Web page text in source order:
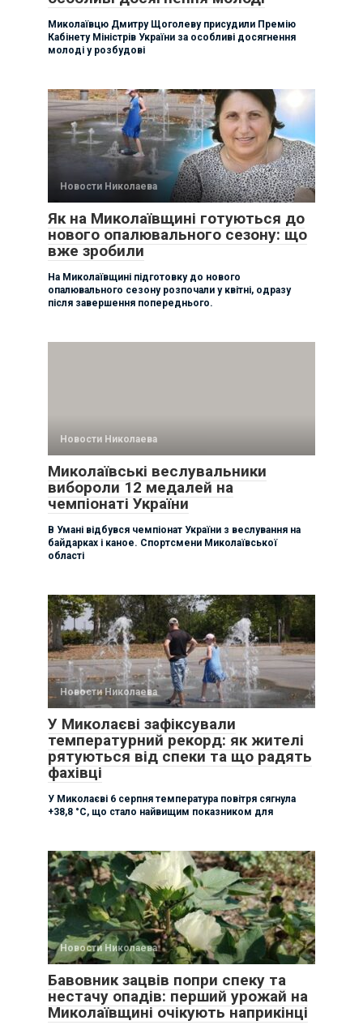
Миколаївцю Дмитру Щоголеву присудили Премію
Кабінету Міністрів України за особливі досягнення
молоді у розбудові
Новости Николаева
Як на Миколаївщині готуються до
нового опалювального сезону: що
вже зробили
На Миколаївщині підготовку до нового
опалювального сезону розпочали у квітні, одразу
після завершення попереднього.
Новости Николаева
Миколаївські веслувальники
вибороли 12 медалей на
чемпіонаті України
В Умані відбувся чемпіонат України з веслування на
байдарках і каное. Спортсмени Миколаївської
області
Новости Николаева
У Миколаєві зафіксували
температурний рекорд: як жителі
рятуються від спеки та що радять
фахівці
У Миколаєві 6 серпня температура повітря сягнула
+38,8 °C, що стало найвищим показником для
Новости Николаева
Бавовник зацвів попри спеку та
нестачу опадів: перший урожай на
Миколаївщині очікують наприкінці